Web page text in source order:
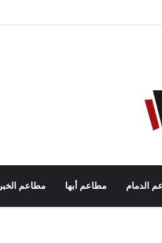
الدمام مطاعم أبها مطاعم الخبر